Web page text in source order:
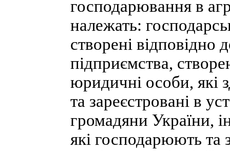
господарювання в
належать:
створені відповідно
підприємства,
юридичні особи, які
та зареєстровані в
громадяни України,
які господарюють та